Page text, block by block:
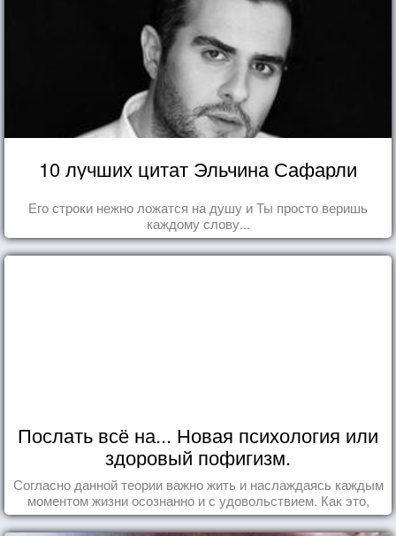
10 лучших цитат Эльчина Сафарли
Его строки нежно ложатся на душу и Ты просто веришь
каждому слову...
Послать всё на... Новая психология или
здоровый пофигизм.
Согласно данной теории важно жить и наслаждаясь каждым
моментом жизни осознанно и с удовольствием. Как это,
попробуем разобраться на реальных примерах.